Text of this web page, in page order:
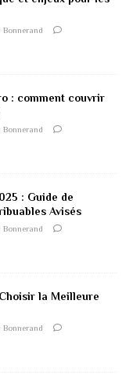
Bonnerand
: comment couvrir
Bonnerand
: Guide de
Avisés
Bonnerand
la Meilleure
Bonnerand